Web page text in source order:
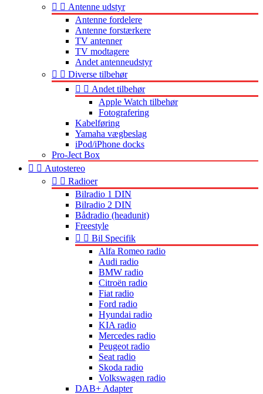
  Antenne udstyr
Antenne fordelere
Antenne forstærkere
TV antenner
TV modtagere
Andet antenneudstyr
  Diverse tilbehør
  Andet tilbehør
Apple Watch tilbehør
Fotografering
Kabelføring
Yamaha vægbeslag
iPod/iPhone docks
Pro-Ject Box
  Autostereo
  Radioer
Bilradio 1 DIN
Bilradio 2 DIN
Bådradio (headunit)
Freestyle
  Bil Specifik
Alfa Romeo radio
Audi radio
BMW radio
Citroën radio
Fiat radio
Ford radio
Hyundai radio
KIA radio
Mercedes radio
Peugeot radio
Seat radio
Skoda radio
Volkswagen radio
DAB+ Adapter